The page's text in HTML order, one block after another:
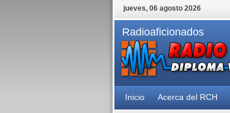
jueves, 06 agosto 2026
Radioaficionados
Inicio Acerca del RCH